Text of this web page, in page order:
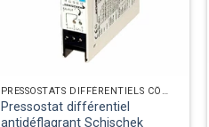
PRESSOSTATS DIFFÉRENTIELS CÔTÉ AIR
Pressostat différentiel
antidéflagrant Schischek